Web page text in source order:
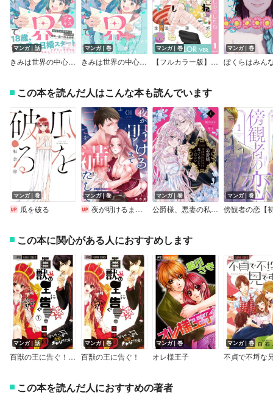
マンガ｜話
きみは世界の中心です プチキス
マンガ｜巻
きみは世界の中心です
マンガ｜巻
【フルカラー版】ゆうべはお楽しみでしたね
マンガ｜巻
この本を読んだ人はこんな本も読んでいます
マンガ｜巻
瓜を破る
マンガ｜巻
夜が明けるまでココを満たして～目が覚めたら、幼なじみの雄っぱいに抱かれてました～
マンガ｜巻
公爵様、悪妻の私はもう放っておいてください【特典付き】
マンガ｜巻
この本に関心がある人におすすめします
マンガ｜話
百獣の王に告ぐ！【マイクロ】
マンガ｜巻
百獣の王に告ぐ！
マンガ｜巻
オレ様王子
マンガ｜巻
この本を読んだ人におすすめの著者